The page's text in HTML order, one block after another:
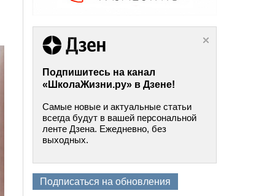
Подпишитесь на канал
«ШколаЖизни.ру» в Дзене!
Самые новые и актуальные статьи
всегда будут в вашей персональной
ленте Дзена. Ежедневно, без
выходных.
Подписаться на обновления